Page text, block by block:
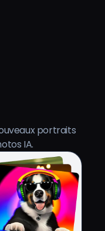
portraits
IA.